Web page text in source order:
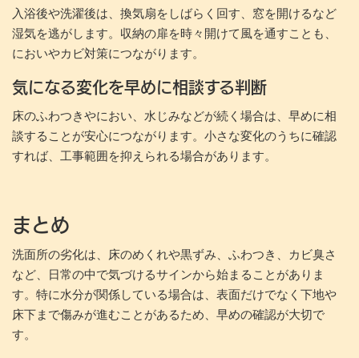
入浴後や洗濯後は、換気扇をしばらく回す、窓を開けるなど
湿気を逃がします。収納の扉を時々開けて風を通すことも、
においやカビ対策につながります。
気になる変化を早めに相談する判断
床のふわつきやにおい、水じみなどが続く場合は、早めに相
談することが安心につながります。小さな変化のうちに確認
すれば、工事範囲を抑えられる場合があります。
まとめ
洗面所の劣化は、床のめくれや黒ずみ、ふわつき、カビ臭さ
など、日常の中で気づけるサインから始まることがありま
す。特に水分が関係している場合は、表面だけでなく下地や
床下まで傷みが進むことがあるため、早めの確認が大切で
す。